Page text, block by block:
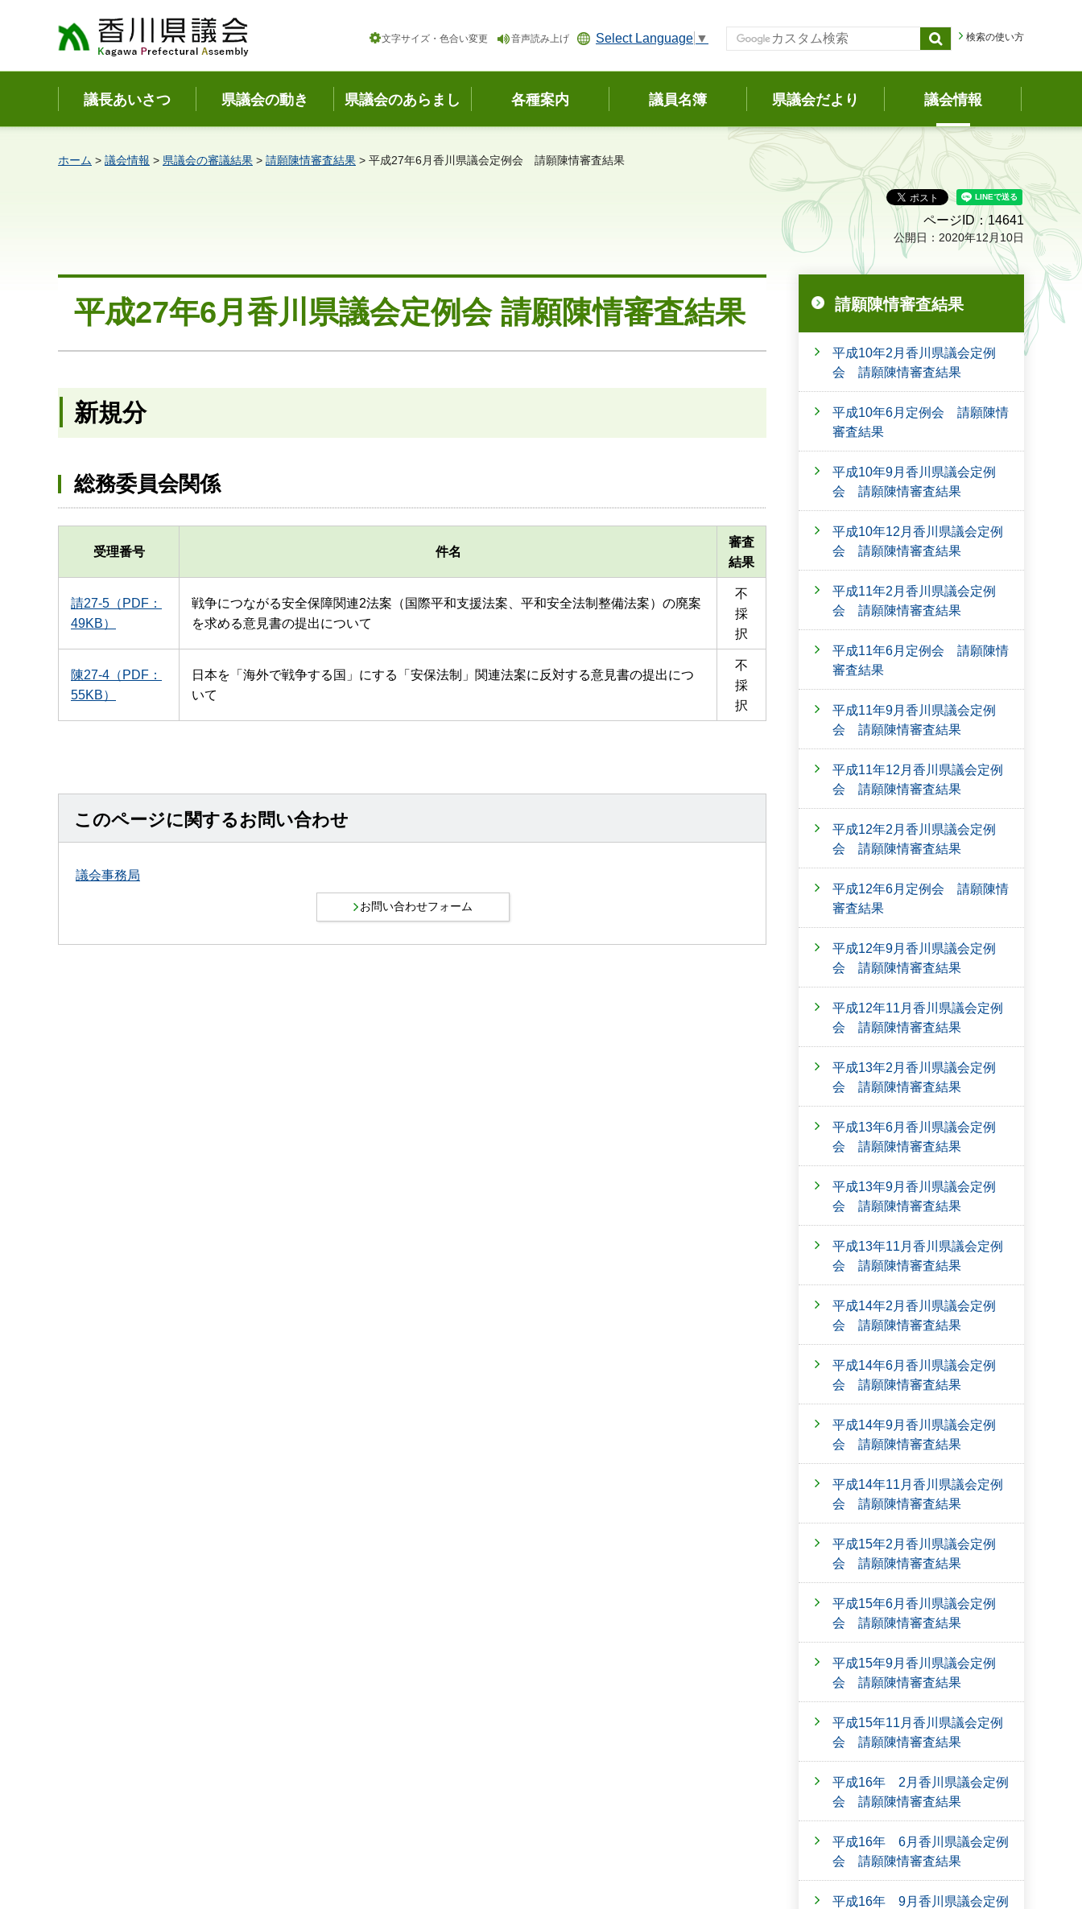
香川県議会 文字サイズ・色合い変更 音声読み上げ Select Language ▼ 検索の使い方
議長あいさつ 県議会の動き 県議会のあらまし 各種案内 議員名簿 県議会だより 議会情報
ホーム > 議会情報 > 県議会の審議結果 > 請願陳情審査結果 > 平成27年6月香川県議会定例会 請願陳情審査結果
ページID：14641
公開日：2020年12月10日
平成27年6月香川県議会定例会 請願陳情審査結果
新規分
総務委員会関係
受理番号 件名
審査
結果
請27-5（PDF：
49KB）
戦争につながる安全保障関連2法案（国際平和支援法案、平和安全法制整備法案）の廃案
を求める意見書の提出について
不
採
択
陳27-4（PDF：
55KB）
日本を「海外で戦争する国」にする「安保法制」関連法案に反対する意見書の提出につ
いて
不
採
択
このページに関するお問い合わせ
議会事務局
請願陳情審査結果
平成10年2月香川県議会定例
会 請願陳情審査結果
平成10年6月定例会 請願陳情
審査結果
平成10年9月香川県議会定例
会 請願陳情審査結果
平成10年12月香川県議会定例
会 請願陳情審査結果
平成11年2月香川県議会定例
会 請願陳情審査結果
平成11年6月定例会 請願陳情
審査結果
平成11年9月香川県議会定例
会 請願陳情審査結果
平成11年12月香川県議会定例
会 請願陳情審査結果
平成12年2月香川県議会定例
会 請願陳情審査結果
平成12年6月定例会 請願陳情
審査結果
平成12年9月香川県議会定例
会 請願陳情審査結果
平成12年11月香川県議会定例
会 請願陳情審査結果
平成13年2月香川県議会定例
会 請願陳情審査結果
平成13年6月香川県議会定例
会 請願陳情審査結果
平成13年9月香川県議会定例
会 請願陳情審査結果
平成13年11月香川県議会定例
会 請願陳情審査結果
平成14年2月香川県議会定例
会 請願陳情審査結果
平成14年6月香川県議会定例
会 請願陳情審査結果
平成14年9月香川県議会定例
会 請願陳情審査結果
平成14年11月香川県議会定例
会 請願陳情審査結果
平成15年2月香川県議会定例
会 請願陳情審査結果
平成15年6月香川県議会定例
会 請願陳情審査結果
平成15年9月香川県議会定例
会 請願陳情審査結果
平成15年11月香川県議会定例
会 請願陳情審査結果
平成16年 2月香川県議会定例
会 請願陳情審査結果
平成16年 6月香川県議会定例
会 請願陳情審査結果
平成16年 9月香川県議会定例